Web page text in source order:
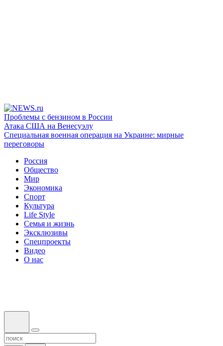
Проблемы с бензином в России
Атака США на Венесуэлу
Специальная военная операция на Украине: мирные
переговоры
Россия
Общество
Мир
Экономика
Спорт
Культура
Life Style
Семья и жизнь
Эксклюзивы
Спецпроекты
Видео
О нас